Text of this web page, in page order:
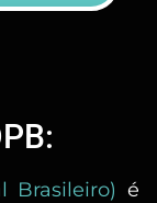
Brasileiro) é